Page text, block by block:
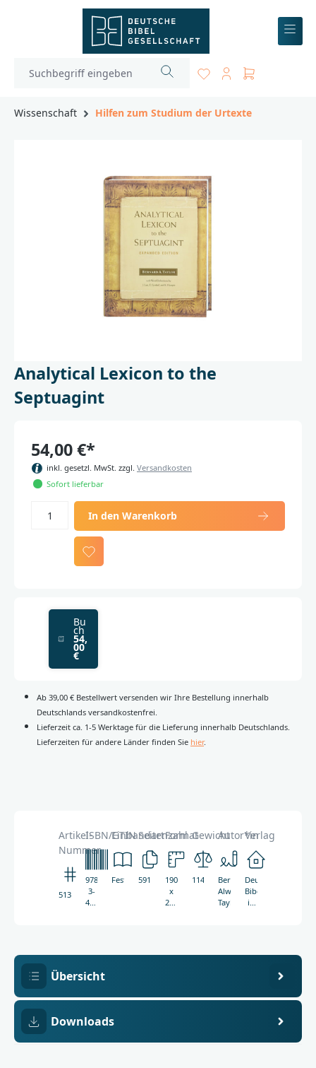
Wissenschaft Hilfen zum Studium der Urtexte
Analytical Lexicon to the
Septuagint
54,00 €*
inkl. gesetzl. MwSt. zzgl. Versandkosten
Sofort lieferbar
In den Warenkorb
Bu
ch
54,
00
€
Ab 39,00 € Bestellwert versenden wir Ihre Bestellung innerhalb
Deutschlands versandkostenfrei.
Lieferzeit ca. 1-5 Werktage für die Lieferung innerhalb Deutschlands.
Lieferzeiten für andere Länder finden Sie hier.
Artikel-
Nummer
5136
ISBN/GTIN
978-
3-
438-
Einbandart
Festeinband
Seitenzahl
591
Format
190
x
240
Gewicht
1141g
Autor*in
Bernard
Alwyn
Taylor
Verlag
Deutsche
Bibelgesellschaft
in
Übersicht
Downloads